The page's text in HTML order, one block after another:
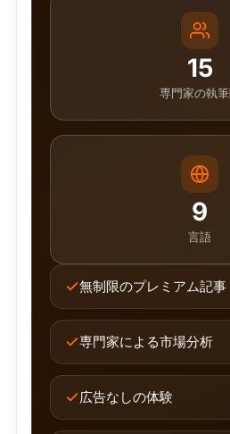
15
専門家の執
9
言語
無制限のプレミアム記事
専門家による市場分析
広告なしの体験